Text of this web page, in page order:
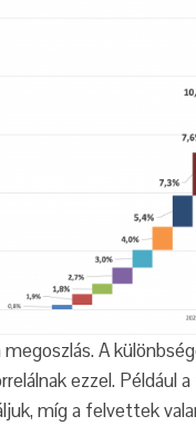
A
ezzel.
míg a felvettek